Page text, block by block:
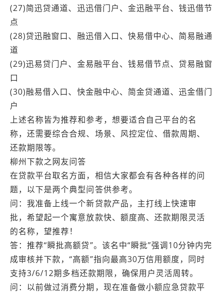
(27)简迅贷通道、迅迅借门户、金迅融平台、钱迅借节
点
(28)贷迅融窗口、融迅借入口、快易借中心、简易融通
道
(29)迅易贷门户、金易融平台、钱易借节点、贷易融窗
口
(30)融易借入口、快金融中心、简金贷通道、迅金借门
户
上述名称皆为推荐和参考，想要适合自己平台的名
称，还需要综合合规、场景、风控定位、借款周期、
还款期限等。
柳州下款之网友问答
在贷款平台取名方面，相信大家都会有各种各样的问
题，以下是两个典型问答供参考。
问：我准备上线一个新贷款产品，主打线上快速审
批，希望起一个寓意放款快、额度高、还款期限灵活
的名称，望推荐！
答：推荐“瞬批高额贷”。该名中“瞬批”强调10分钟内完
成审核并下款，“高额”指向最高30万信用额度，同时
支持3/6/12期多档还款期限，确保用户灵活周转。
问：以前做过消费分期，现在准备做小额应急贷款平